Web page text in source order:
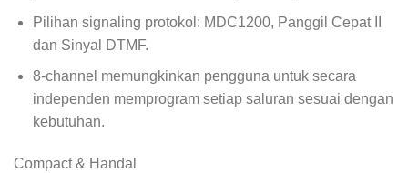
Pilihan signaling protokol: MDC1200, Panggil Cepat II
dan Sinyal DTMF.
8-channel memungkinkan pengguna untuk secara
independen memprogram setiap saluran sesuai dengan
kebutuhan.
Compact & Handal